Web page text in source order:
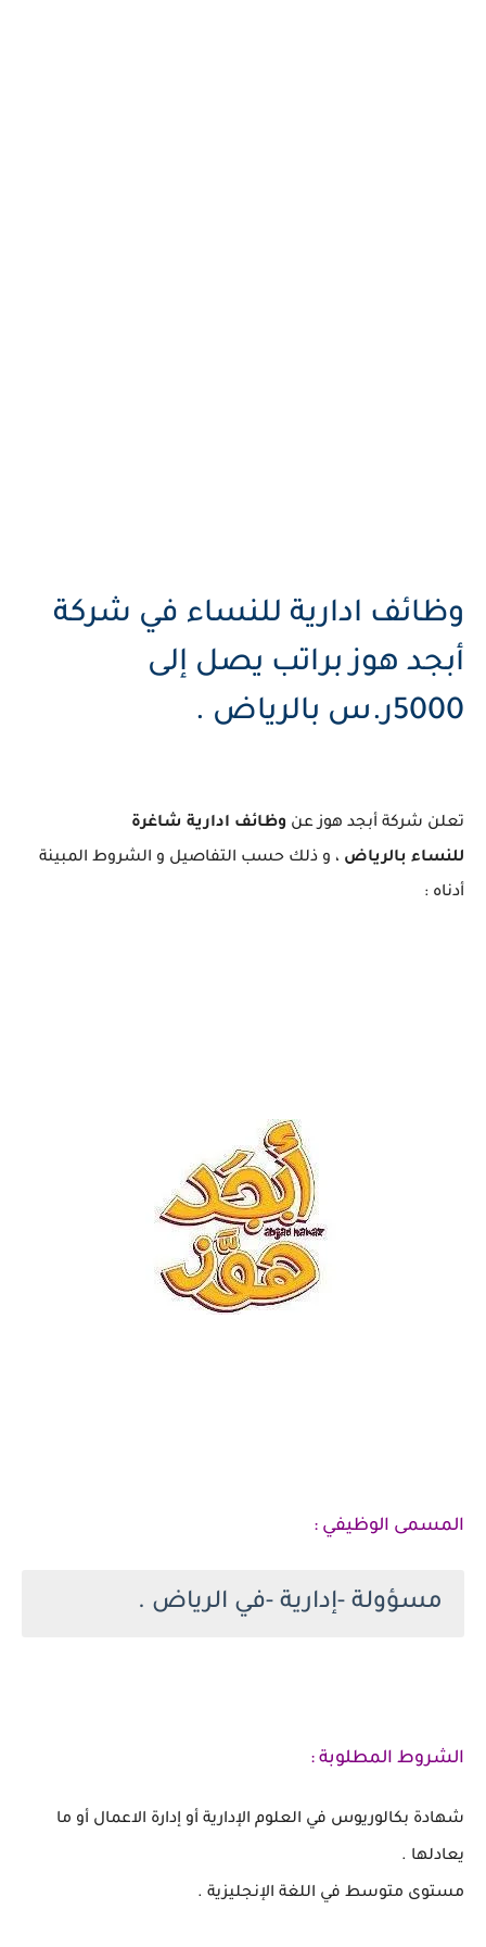
وظائف ادارية للنساء في شركة
أبجد هوز براتب يصل إلى
5000ر.س بالرياض .
تعلن شركة أبجد هوز عن وظائف ادارية شاغرة
للنساء بالرياض ، و ذلك حسب التفاصيل و الشروط المبينة
أدناه :
المسمى الوظيفي :
مسؤولة -إدارية -في الرياض .
الشروط المطلوبة :
شهادة بكالوريوس في العلوم الإدارية أو إدارة الاعمال أو ما
يعادلها .
مستوى متوسط في اللغة الإنجليزية .